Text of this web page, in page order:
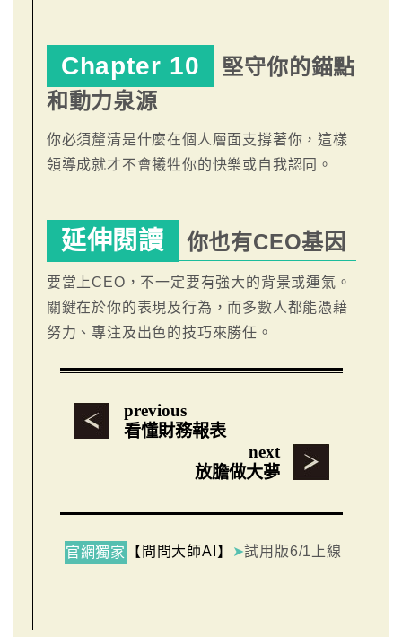
Chapter 10
堅守你的錨點
和動力泉源
你必須釐清是什麼在個人層面支撐著你，這樣
領導成就才不會犧牲你的快樂或自我認同。
延伸閱讀 你也有CEO基因
要當上CEO，不一定要有強大的背景或運氣。
關鍵在於你的表現及行為，而多數人都能憑藉
努力、專注及出色的技巧來勝任。
previous
看懂財務報表
next
放膽做大夢
官網獨家 【問問大師AI】 ➤試用版6/1上線